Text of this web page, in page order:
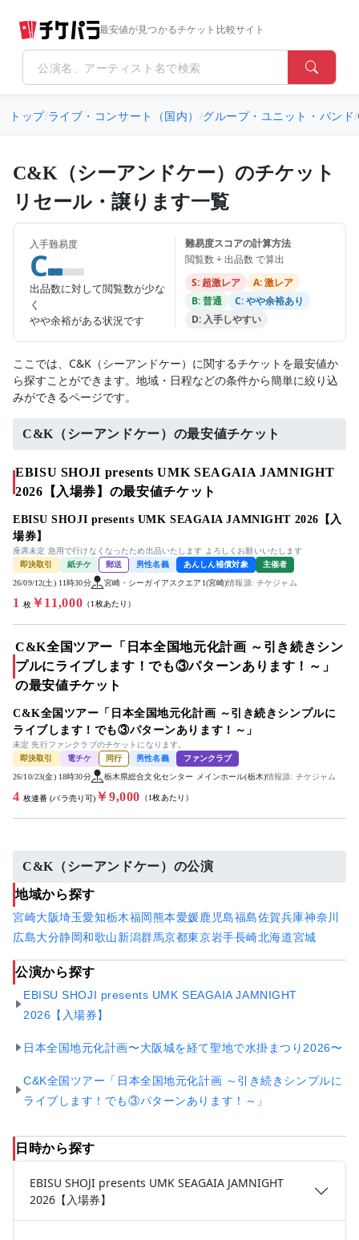
最安値が見つかるチケット比較サイト
トップ/ライブ・コンサート（国内） /グループ・ユニット・バンド/
C&K（シーアンドケー）のチケット
リセール・譲ります一覧
入手難易度
C
出品数に対して閲覧数が少な
く
やや余裕がある状況です
難易度スコアの計算方法
閲覧数 ÷ 出品数 で算出
S: 超激レア
A: 激レア
B: 普通
C: やや余裕あり
D: 入手しやすい
ここでは、C&K（シーアンドケー）に関するチケットを最安値か
ら探すことができます。地域・日程などの条件から簡単に絞り込
みができるページです。
C&K（シーアンドケー）の最安値チケット
EBISU SHOJI presents UMK SEAGAIA JAMNIGHT
2026【入場券】の最安値チケット
EBISU SHOJI presents UMK SEAGAIA JAMNIGHT 2026【入
場券】
座席未定 急用で行けなくなったため出品いたします よろしくお願いいたします
即決取引
紙チケ 郵送 男性名義 あんしん補償対象 主催者
26/09/12(土) 11時30分 宮崎・シーガイアスクエア1(宮崎)情報源: チケジャム
1 枚￥11,000 （1枚あたり）
C&K全国ツアー「日本全国地元化計画 ～引き続きシン
プルにライブします！でも③パターンあります！～」
の最安値チケット
C&K全国ツアー「日本全国地元化計画 ～引き続きシンプルに
ライブします！でも③パターンあります！～」
未定 先行ファンクラブのチケットになります。
即決取引
電チケ 同行 男性名義 ファンクラブ
26/10/23(金) 18時30分 栃木県総合文化センター メインホール(栃木)情報源: チケジャム
4 枚連番 (バラ売り可) ￥9,000 （1枚あたり）
C&K（シーアンドケー）の公演
地域から探す
宮崎大阪埼玉愛知栃木福岡熊本愛媛鹿児島福島佐賀兵庫神奈川
広島大分静岡和歌山新潟群馬京都東京岩手長崎北海道宮城
公演から探す
EBISU SHOJI presents UMK SEAGAIA JAMNIGHT
2026【入場券】
日本全国地元化計画〜大阪城を経て聖地で水掛まつり2026〜
C&K全国ツアー「日本全国地元化計画 ～引き続きシンプルに
ライブします！でも③パターンあります！～」
日時から探す
EBISU SHOJI presents UMK SEAGAIA JAMNIGHT
2026【入場券】